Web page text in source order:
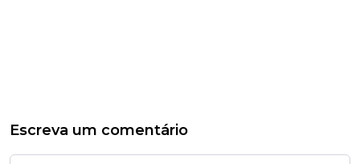
Escreva um comentário